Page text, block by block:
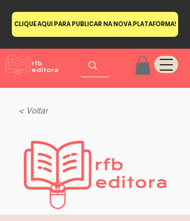
CLIQUE AQUI PARA PUBLICAR NA NOVA PLATAFORMA!
< Voltar